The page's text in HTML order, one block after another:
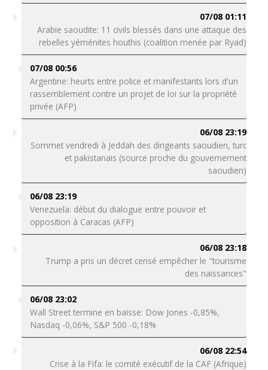
07/08 01:11
Arabie saoudite: 11 civils blessés dans une attaque des
rebelles yéménites houthis (coalition menée par Ryad)
07/08 00:56
Argentine: heurts entre police et manifestants lors d'un
rassemblement contre un projet de loi sur la propriété
privée (AFP)
06/08 23:19
Sommet vendredi à Jeddah des dirigeants saoudien, turc
et pakistanais (source proche du gouvernement
saoudien)
06/08 23:19
Venezuela: début du dialogue entre pouvoir et
opposition à Caracas (AFP)
06/08 23:18
Trump a pris un décret censé empêcher le "tourisme
des naissances"
06/08 23:02
Wall Street termine en baisse: Dow Jones -0,85%,
Nasdaq -0,06%, S&P 500 -0,18%
06/08 22:54
Crise à la Fifa: le comité exécutif de la CAF (Afrique)